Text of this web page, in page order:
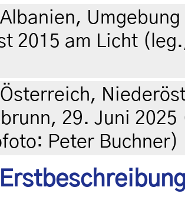
2015 am Licht
29. Juni
Peter Buchner)